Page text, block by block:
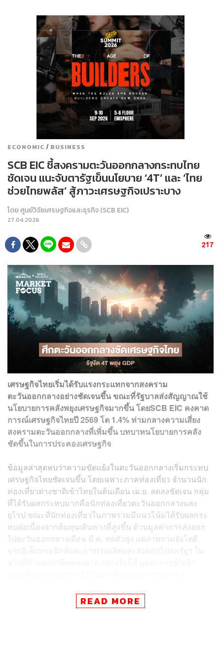
ECONOMIC / BUSINESS
SCB EIC ชี้สงครามตะวันออกกลางกระทบไทย
ชัดเจน แนะจับตารัฐเข็นนโยบาย ‘4T’ และ ‘ไทย
ช่วยไทยพลัส’ สู้ภาวะเศรษฐกิจเปราะบาง
โดย ศูนย์วิจัยเศรษฐกิจและธุรกิจ (SCB EIC)
27.04.2026
217
เศรษฐกิจไทยเริ่มได้รับแรงกระแทกจากสงคราม
ตะวันออกกลางอย่างชัดเจนขึ้น ขณะที่รัฐบาลส่งสัญญาณใช้
นโยบายการคลังพยุงเศรษฐกิจมากขึ้น โดยSCB EIC คงคาด
การณ์เศรษฐกิจไทยปี 2569 โต 1.4% ท่ามกลางความเสี่ยง
สงครามตะวันออกกลางที่เพิ่มขึ้น บทบาทนโยบายการคลัง
ชัดขึ้นในการประคองเศรษฐกิจ
ข้อมูลล่าสุดพบว่าความขัดแย้งในตะวันออกกลางเริ่มกระทบ
เศรษฐกิจไทยชัดเจนขึ้น โดยเฉพาะภาคท่องเที่ยว จำนวนนัก
ท่องเที่ยวต่างชาติเข้าไทยในต้นเดือน เม.ย. ลดลงชัดเจน กลุ่ม
ที่ได้รับผลกระทบมากคือนักท่องเที่ยวตะวันออกกลางและ
ยุโรป ขณะที่นักท่องเที่ยวในภาพรวมมีแนวโน้มได้รับผลกระ
ทบต่อเนื่องจากต้นทุนเดินทางที่สูงขึ้น ด้านมูลค่าการส่งออก
ไปตะวันออกกลางเดือน มี.ค. หดตัวสูง แต่ภาพรวมยังโตดี
จากอิเล็กทรอนิกส์และการเร่งผลิตและส่งออกไปสหรัฐฯ ใน
ในขณะเดียวกัน ความเชื่อมั่นผู้บริโภคและผู้ประกอบการปรับ
READ MORE